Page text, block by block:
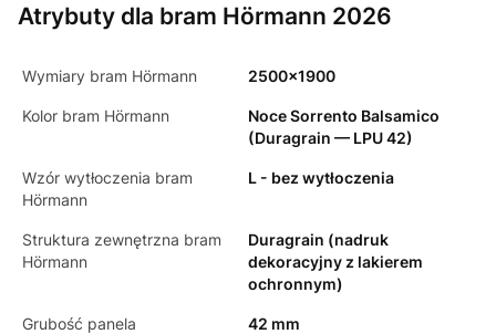
Atrybuty dla bram Hörmann 2026
Wymiary bram Hörmann 2500x1900
Kolor bram Hörmann
Noce Sorrento Balsamico
(Duragrain — LPU 42)
Wzór wytłoczenia bram
Hörmann
L - bez wytłoczenia
Struktura zewnętrzna bram
Hörmann
Duragrain (nadruk
dekoracyjny z lakierem
ochronnym)
Grubość panela 42 mm